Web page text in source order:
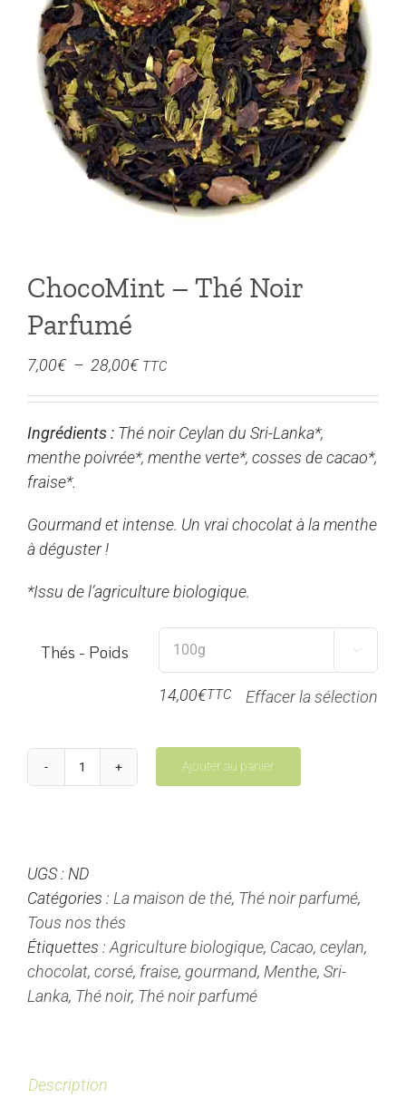
ChocoMint – Thé Noir
Parfumé
7,00€ – 28,00€Plage
7,00€
à
TTC
Ingrédients : Thé noir Ceylan du Sri-Lanka*,
menthe poivrée*, menthe verte*, cosses de cacao*,
fraise*.
Gourmand et intense. Un vrai chocolat à la menthe
à déguster !
*Issu de l’agriculture biologique.
Thés - Poids 
14,00€TTC Effacer la sélection
quantité
Thé
Noir
Parfumé
Ajouter au panier
UGS : ND
Catégories : La maison de thé, Thé noir parfumé,
Tous nos thés
Étiquettes : Agriculture biologique, Cacao, ceylan,
chocolat, corsé, fraise, gourmand, Menthe, Sri-
Lanka, Thé noir, Thé noir parfumé
Description